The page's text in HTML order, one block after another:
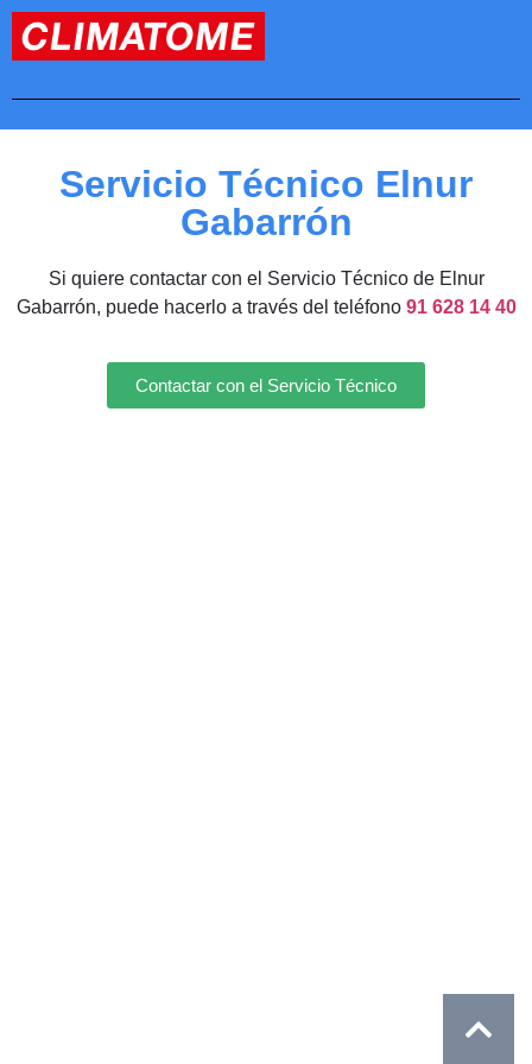
Servicio Técnico Elnur
Gabarrón
Si quiere contactar con el Servicio Técnico de Elnur
Gabarrón, puede hacerlo a través del teléfono 91 628 14 40
Contactar con el Servicio Técnico